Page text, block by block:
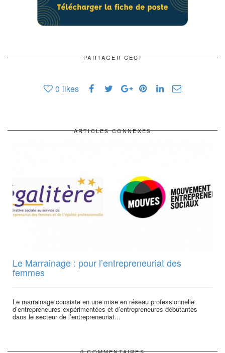
PARTAGER CECI
0 likes
ARTICLES CONNEXES
Le Marrainage : pour l’entrepreneuriat des
femmes
Le marrainage consiste en une mise en réseau professionnelle
d’entrepreneures expérimentées et d’entrepreneures débutantes
dans le secteur de l’entrepreneuriat...